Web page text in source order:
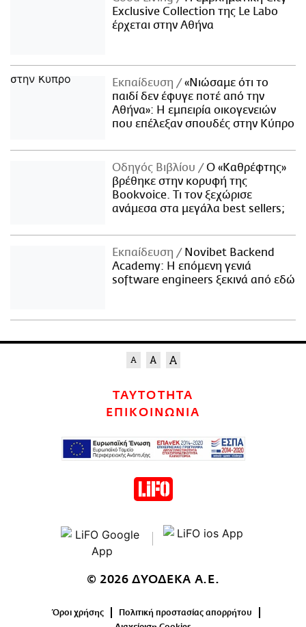
Exclusive Collection της Le Labo
έρχεται στην Αθήνα
Εκπαίδευση
«Νιώσαμε ότι το
παιδί δεν έφυγε ποτέ από την
Αθήνα»: Η εμπειρία οικογενειών
που επέλεξαν σπουδές στην Κύπρο
Οδηγός Βιβλίου
Ο «Καθρέφτης»
βρέθηκε στην κορυφή της
Bookvoice. Τι τον ξεχώρισε
ανάμεσα στα μεγάλα best sellers;
Εκπαίδευση
Novibet Backend
Academy: Η επόμενη γενιά
software engineers ξεκινά από εδώ
ΤΑΥΤΟΤΗΤΑ
ΕΠΙΚΟΙΝΩΝΙΑ
© 2026 ΔΥΟΔΕΚΑ Α.Ε.
Όροι χρήσης
Πολιτική προστασίας απορρήτου